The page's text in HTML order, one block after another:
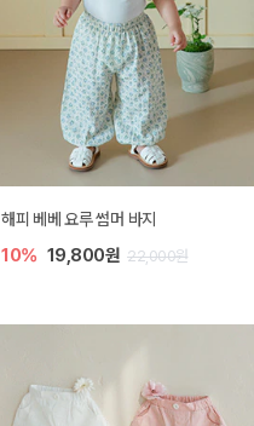
해피 베베 요루 썸머 바지
10% 19,800원 22,000원